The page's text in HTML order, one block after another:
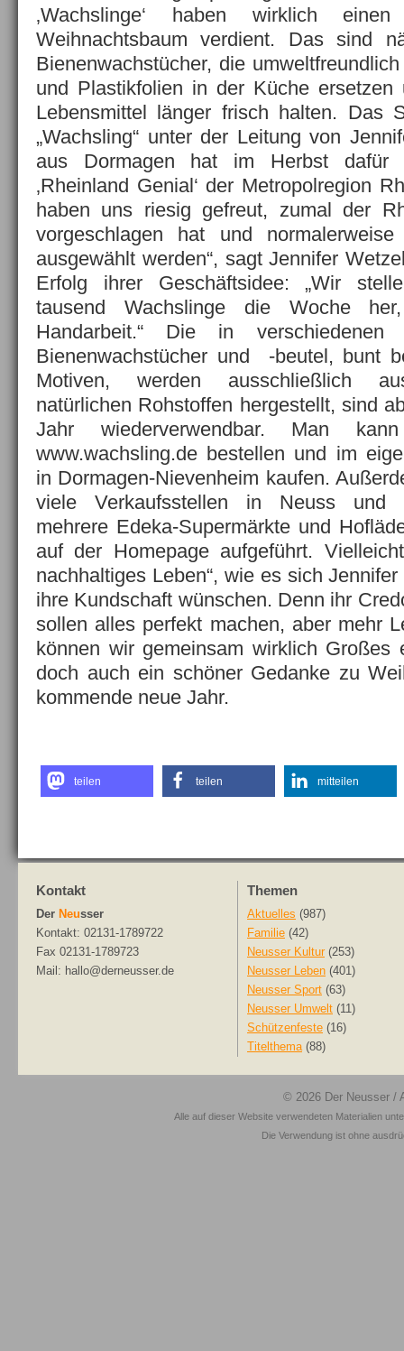
‚Wachslinge‘ haben wirklich
Weihnachtsbaum verdient. Das sind
Bienenwachstücher, die
und Plastikfolien in der Küche ersetzen
Lebensmittel länger frisch halten. Das
„Wachsling“ unter der Leitung von
aus Dormagen hat im Herbst dafür
‚Rheinland Genial‘ der Metropolregion
haben uns riesig gefreut, zumal der
vorgeschlagen hat und
ausgewählt werden“, sagt Jennifer
Erfolg ihrer Geschäftsidee: „Wir
tausend Wachslinge die Woche
Handarbeit.“ Die in verschiedenen
Bienenwachstücher und -beutel, bunt
Motiven, werden ausschließlich
natürlichen Rohstoffen hergestellt, sind
Jahr wiederverwendbar. Man
www.wachsling.de bestellen und im
in Dormagen-Nievenheim kaufen.
viele Verkaufsstellen in Neuss und
mehrere Edeka-Supermärkte und
auf der Homepage aufgeführt.
nachhaltiges Leben“, wie es sich
ihre Kundschaft wünschen. Denn ihr
sollen alles perfekt machen, aber mehr
können wir gemeinsam wirklich Großes
doch auch ein schöner Gedanke zu
kommende neue Jahr.
teilen teilen mitteilen
Kontakt
Der Neusser
Kontakt: 02131-1789722
Fax 02131-1789723
Mail: hallo@derneusser.de
Themen
Aktuelles (987)
Familie (42)
Neusser Kultur (253)
Neusser Leben (401)
Neusser Sport (63)
Neusser Umwelt (11)
Schützenfeste (16)
Titelthema(88)
© 2026 Der Neusser /
Alle auf dieser Website verwendeten Materialien
Die Verwendung ist ohne